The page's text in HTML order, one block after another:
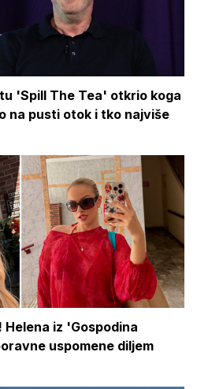
'Spill The Tea' otkrio koga
na pusti otok i tko najviše
iz 'Gospodina
uspomene diljem